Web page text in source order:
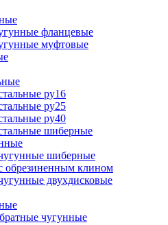
фланцевые
муфтовые
ру16
ру25
ру40
шиберные
шиберные
обрезиненным клином
двухдисковые
чугунные